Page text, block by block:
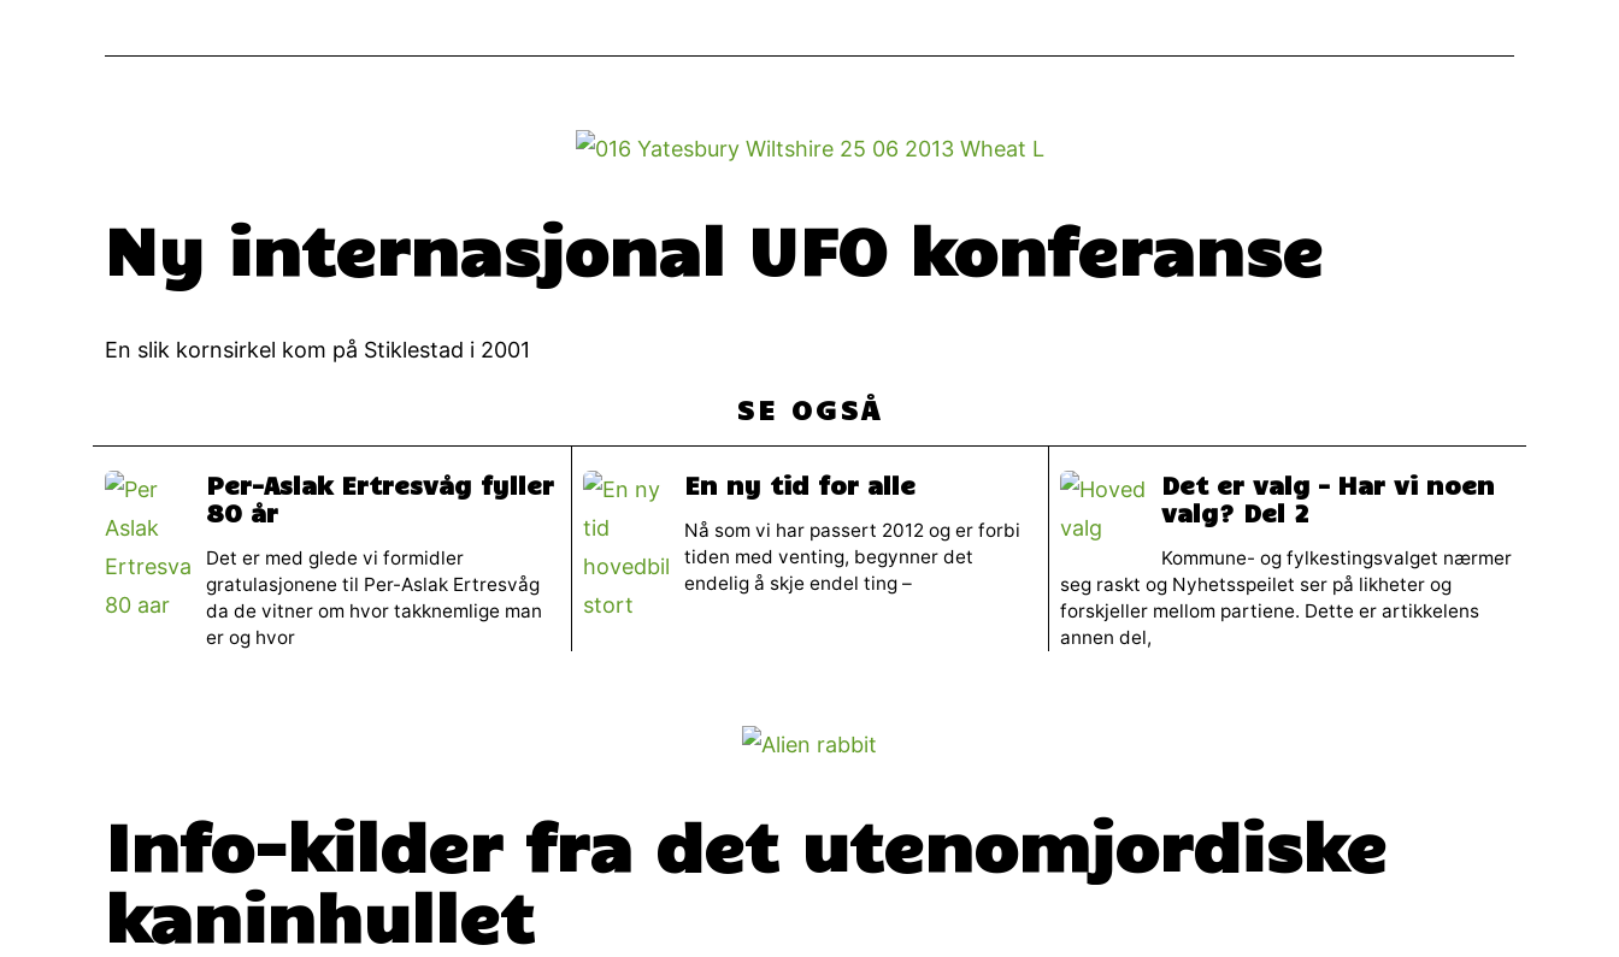
Ny internasjonal UFO konferanse
En slik kornsirkel kom på Stiklestad i 2001
SE OGSÅ
Per-Aslak Ertresvåg fyller
80 år
Det er med glede vi formidler
gratulasjonene til Per-Aslak Ertresvåg
da de vitner om hvor takknemlige man
er og hvor
En ny tid for alle
Nå som vi har passert 2012 og er forbi
tiden med venting, begynner det
endelig å skje endel ting –
Det er valg – Har vi noen
valg? Del 2
Kommune- og fylkestingsvalget nærmer
seg raskt og Nyhetsspeilet ser på likheter og
forskjeller mellom partiene. Dette er artikkelens
annen del,
Info-kilder fra det utenomjordiske
kaninhullet